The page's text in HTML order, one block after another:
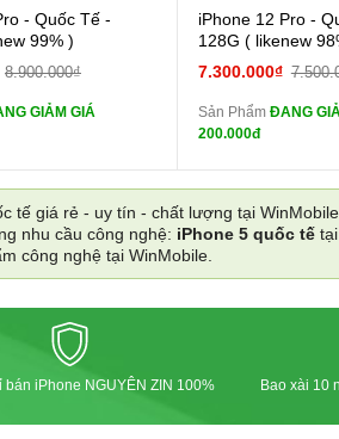
Cường lực 10D full
tai nghe iPhone 6S
Pin dự phòng và
Khác
- Quốc Tế -
99% )
8.900.000₫
GIẢM GIÁ
màn
tai
Pin
iPhone 12 Pro -
128G ( likenew
7.300.000₫
Sản Phẩm ĐANG
200.000đ
tế giá rẻ - uy tín - chất lượng tại WinMobile.
nhu cầu công nghệ: iPhone 5 quốc tế tại
công nghệ tại WinMobile.
bán iPhone NGUYÊN ZIN 100%
Bao xài 10